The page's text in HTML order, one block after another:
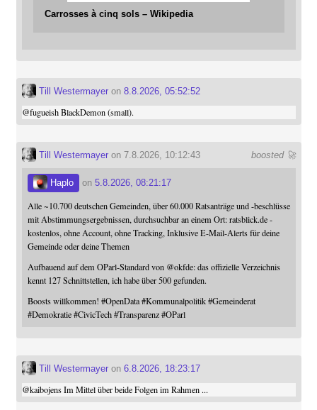
Carrosses à cinq sols – Wikipedia
Till Westermayeron 8.8.2026, 05:52:52
@fugueishBlackDemon (small).
boosted 🚀
Till Westermayeron 7.8.2026, 10:12:43
Haplo on 5.8.2026, 08:21:17
Alle ~10.700 deutschen Gemeinden, über 60.000 Ratsanträge und -beschlüsse
mit Abstimmungsergebnissen, durchsuchbar an einem Ort: ratsblick.de -
kostenlos, ohne Account, ohne Tracking, Inklusive E-Mail-Alerts für deine
Gemeinde oder deine Themen
Aufbauend auf dem OParl-Standard von @okfde: das offizielle Verzeichnis
kennt 127 Schnittstellen, ich habe über 500 gefunden.
Boosts willkommen! #OpenData #Kommunalpolitik #Gemeinderat
#Demokratie #CivicTech #Transparenz #OParl
Till Westermayeron 6.8.2026, 18:23:17
@kaibojensIm Mittel über beide Folgen im Rahmen ...